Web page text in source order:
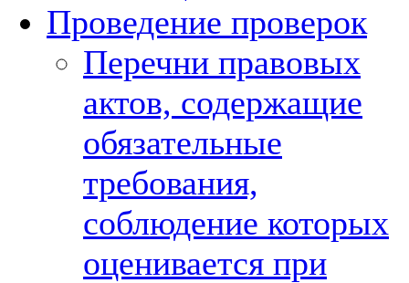
Проведение проверок
Перечни правовых
актов, содержащие
обязательные
требования,
соблюдение которых
оценивается при